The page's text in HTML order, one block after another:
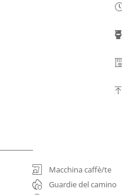
Macchina caffè/te
Guardie del camino